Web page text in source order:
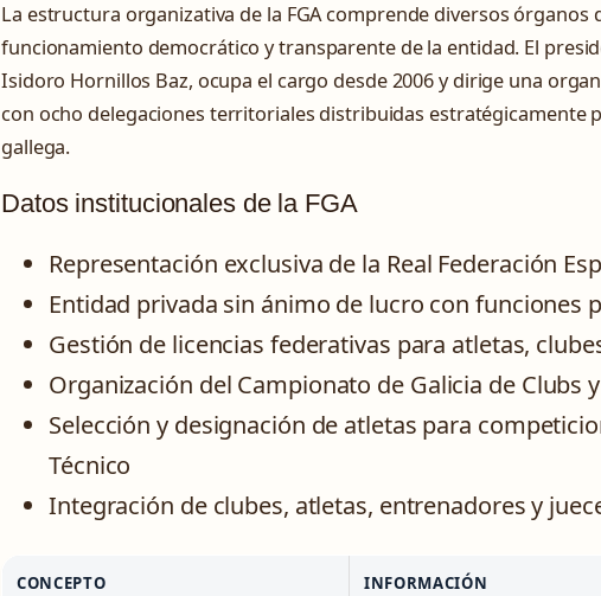
La estructura organizativa de la FGA comprende diversos órganos
funcionamiento democrático y transparente de la entidad. El
Isidoro Hornillos Baz, ocupa el cargo desde 2006 y dirige una
con ocho delegaciones territoriales distribuidas estratégicamente
gallega.
Datos institucionales de la FGA
Representación exclusiva de la Real Federación
Entidad privada sin ánimo de lucro con funciones
Gestión de licencias federativas para atletas,
Organización del Campionato de Galicia de Clubs
Selección y designación de atletas para
Técnico
Integración de clubes, atletas, entrenadores y
CONCEPTO INFORMACIÓN